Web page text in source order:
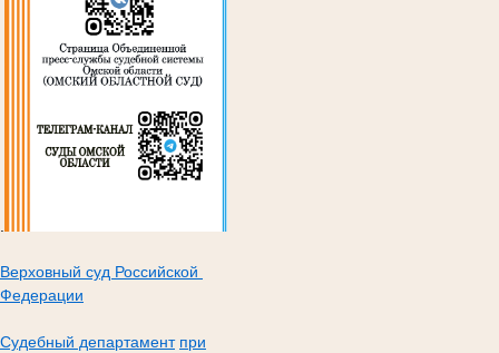
Верховный суд Российской
Федерации
Судебный департамент при